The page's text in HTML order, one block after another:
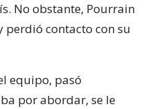
No obstante, Pourrain
perdió contacto con su
equipo, pasó
por abordar, se le